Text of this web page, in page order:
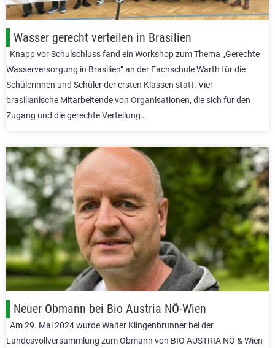
Wasser gerecht verteilen in Brasilien
Knapp vor Schulschluss fand ein Workshop zum Thema „Gerechte
Wasserversorgung in Brasilien“ an der Fachschule Warth für die
Schülerinnen und Schüler der ersten Klassen statt. Vier
brasilianische Mitarbeitende von Organisationen, die sich für den
Zugang und die gerechte Verteilung…
Neuer Obmann bei Bio Austria NÖ-Wien
Am 29. Mai 2024 wurde Walter Klingenbrunner bei der
Landesvollversammlung zum Obmann von BIO AUSTRIA NÖ & Wien